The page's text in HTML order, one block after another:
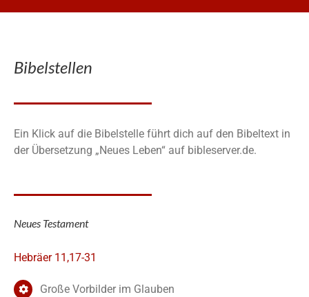
Bibelstellen
Ein Klick auf die Bibelstelle führt dich auf den Bibeltext in
der Übersetzung „Neues Leben“ auf bibleserver.de.
Neues Testament
Hebräer 11,17-31
Große Vorbilder im Glauben